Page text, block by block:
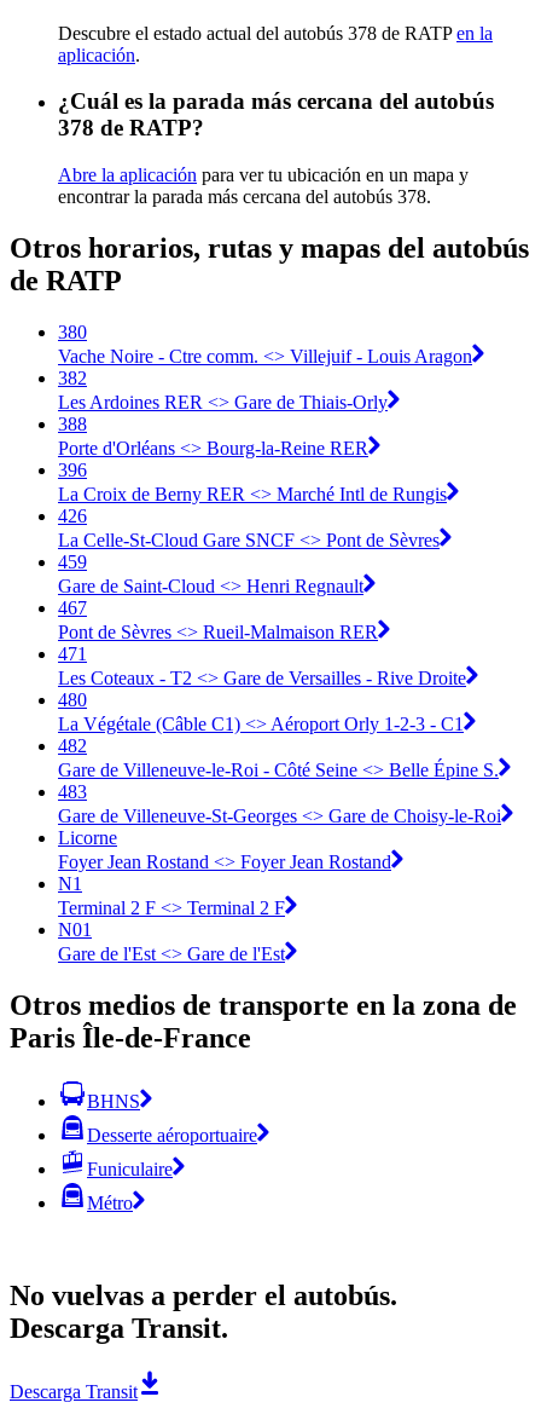
Descubre el estado actual del autobús 378 de RATPen la
aplicación.
¿Cuál es la parada más cercana del autobús
378 de RATP?
Abre la aplicación para ver tu ubicación en un mapa y
encontrar la parada más cercana del autobús 378.
Otros horarios, rutas y mapas del autobús
de RATP
380
Vache Noire - Ctre comm. <> Villejuif - Louis Aragon
382
Les Ardoines RER <> Gare de Thiais-Orly
388
Porte d'Orléans <> Bourg-la-Reine RER
396
La Croix de Berny RER <> Marché Intl de Rungis
426
La Celle-St-Cloud Gare SNCF <> Pont de Sèvres
459
Gare de Saint-Cloud <> Henri Regnault
467
Pont de Sèvres <> Rueil-Malmaison RER
471
Les Coteaux - T2 <> Gare de Versailles - Rive Droite
480
La Végétale (Câble C1) <> Aéroport Orly 1-2-3 - C1
482
Gare de Villeneuve-le-Roi - Côté Seine <> Belle Épine S.
483
Gare de Villeneuve-St-Georges <> Gare de Choisy-le-Roi
Licorne
Foyer Jean Rostand <> Foyer Jean Rostand
N1
Terminal 2 F <> Terminal 2 F
N01
Gare de l'Est <> Gare de l'Est
Otros medios de transporte en la zona de
Paris Île-de-France
BHNS
Desserte aéroportuaire
Funiculaire
Métro
No vuelvas a perder el autobús.
Descarga Transit.
Descarga Transit